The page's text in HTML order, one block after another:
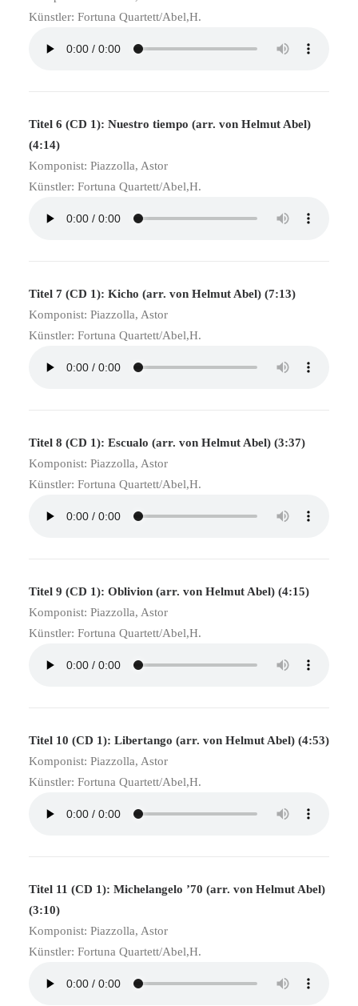
Künstler: Fortuna Quartett/Abel,H.
Titel 6 (CD 1): Nuestro tiempo (arr. von Helmut Abel)
(4:14)
Komponist: Piazzolla, Astor
Künstler: Fortuna Quartett/Abel,H.
Titel 7 (CD 1): Kicho (arr. von Helmut Abel) (7:13)
Komponist: Piazzolla, Astor
Künstler: Fortuna Quartett/Abel,H.
Titel 8 (CD 1): Escualo (arr. von Helmut Abel) (3:37)
Komponist: Piazzolla, Astor
Künstler: Fortuna Quartett/Abel,H.
Titel 9 (CD 1): Oblivion (arr. von Helmut Abel) (4:15)
Komponist: Piazzolla, Astor
Künstler: Fortuna Quartett/Abel,H.
Titel 10 (CD 1): Libertango (arr. von Helmut Abel) (4:53)
Komponist: Piazzolla, Astor
Künstler: Fortuna Quartett/Abel,H.
Titel 11 (CD 1): Michelangelo ’70 (arr. von Helmut Abel)
(3:10)
Komponist: Piazzolla, Astor
Künstler: Fortuna Quartett/Abel,H.